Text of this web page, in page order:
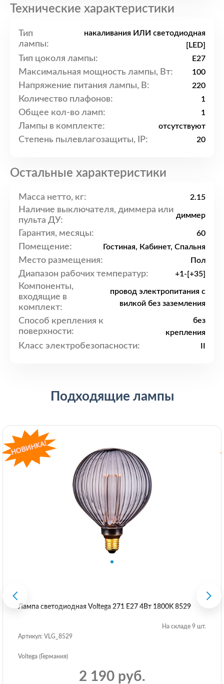
Технические характеристики
Тип
лампы:
накаливания ИЛИ светодиодная
[LED]
Тип цоколя лампы: E27
Максимальная мощность лампы, Вт: 100
Напряжение питания лампы, В: 220
Количество плафонов: 1
Общее кол-во ламп: 1
Лампы в комплекте: отсутствуют
Степень пылевлагозащиты, IP: 20
Остальные характеристики
Масса нетто, кг: 2.15
Наличие выключателя, диммера или
пульта ДУ:
диммер
Гарантия, месяцы: 60
Помещение: Гостиная, Кабинет, Спальня
Место размещения: Пол
Диапазон рабочих температур: +1-[+35]
Компоненты,
входящие в
комплект:
провод электропитания с
вилкой без заземления
Способ крепления к
поверхности:
без
крепления
Класс электробезопасности:
Подходящие лампы
Лампа светодиодная Voltega 271 E27 4Вт 1800K 8529
На складе 9 шт.
Артикул: VLG_8529
Voltega (Германия)
2 190 руб.